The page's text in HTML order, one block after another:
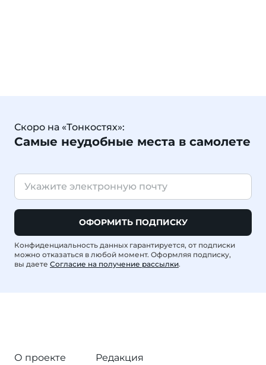
Скоро на «Тонкостях»:
Самые неудобные места в самолете
ОФОРМИТЬ ПОДПИСКУ
Конфиденциальность данных гарантируется, от подписки
можно отказаться в любой момент. Оформляя подписку,
вы даете Согласие на получение рассылки.
О проекте
Редакция